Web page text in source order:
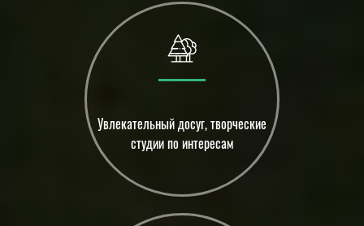
Увлекательный досуг, творческие
студии по интересам